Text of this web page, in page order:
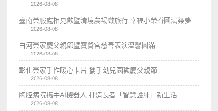
2026-08-08
臺南榮服處相見歡暨清境農場微旅行 幸福小榮眷圓滿築夢
2026-08-08
白河榮家慶父親節暨寶賢宮慈善表演溫馨圓滿
2026-08-08
彰化榮家手作暖心卡片 攜手幼兒園歡慶父親節
2026-08-08
胸腔病院攜手AI機器人 打造長者「智慧護肺」新生活
2026-08-08